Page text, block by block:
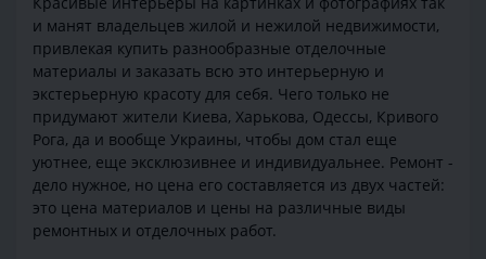
и манят владельцев жилой и нежилой недвижимости,
привлекая купить разнообразные отделочные
материалы и заказать всю это интерьерную и
экстерьерную красоту для себя. Чего только не
придумают жители Киева, Харькова, Одессы, Кривого
Рога, да и вообще Украины, чтобы дом стал еще
уютнее, еще эксклюзивнее и индивидуальнее. Ремонт -
дело нужное, но цена его составляется из двух частей:
это цена материалов и цены на различные виды
ремонтных и отделочных работ.